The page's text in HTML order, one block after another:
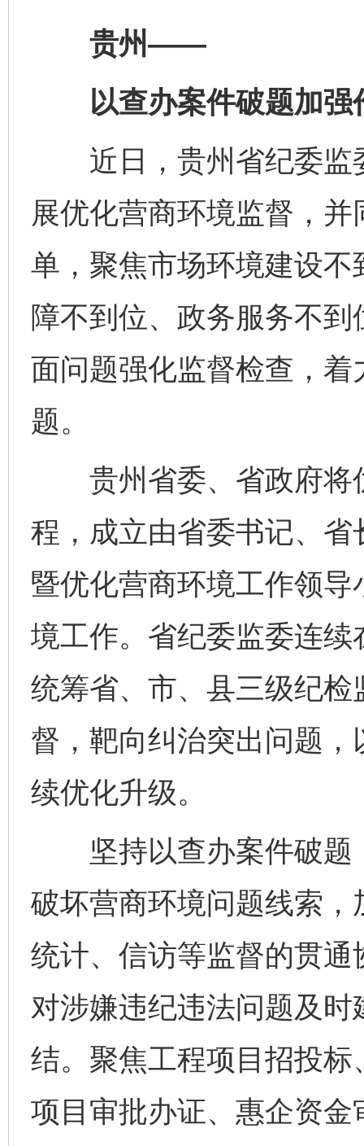
贵州——
以查办案件破题加强
近日，贵州省纪委监
展优化营商环境监督，
单，聚焦市场环境建设
障不到位、政务服务不
面问题强化监督检查，
题。
贵州省委、省政府将
程，成立由省委书记、
暨优化营商环境工作领
境工作。省纪委监委连
统筹省、市、县三级纪
督，靶向纠治突出问题
续优化升级。
坚持以查办案件破题
破坏营商环境问题线索
统计、信访等监督的贯
对涉嫌违纪违法问题及
结。聚焦工程项目招投
项目审批办证、惠企资